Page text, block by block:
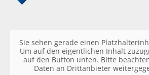
Sie sehen gerade einen
Um auf den eigentlichen Inhalt
auf den Button unten. Bitte
Daten an Drittanbieter